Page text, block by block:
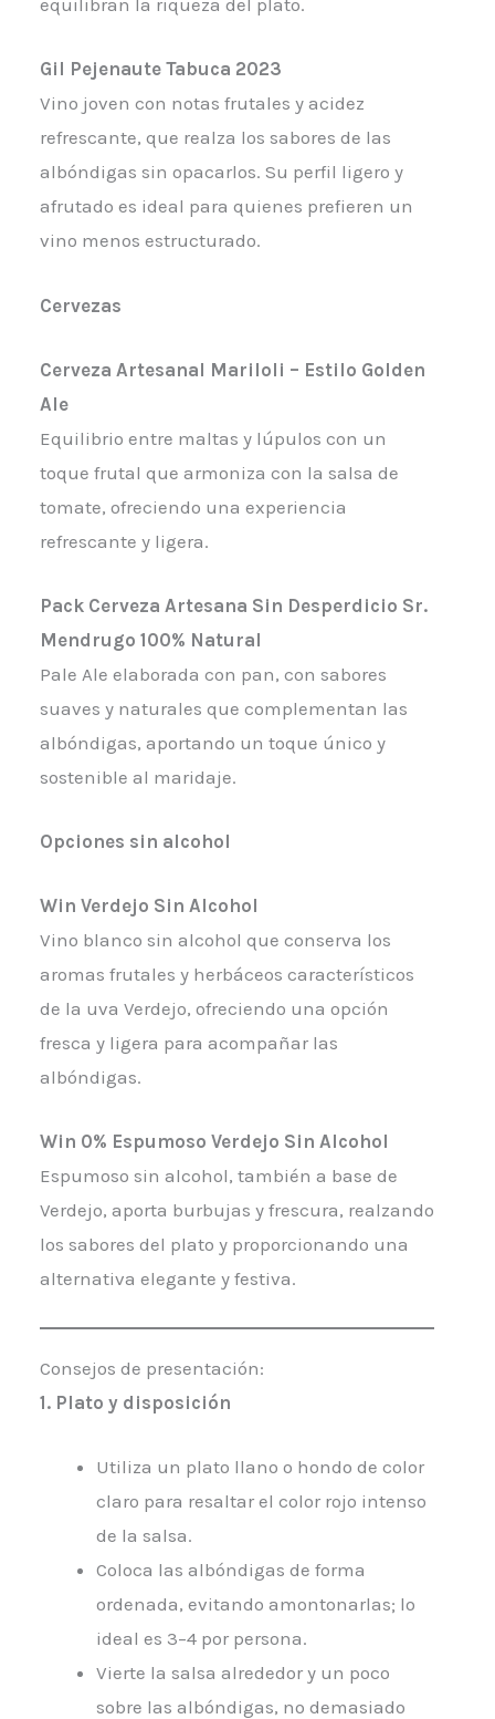
equilibran la riqueza del plato.
Gil Pejenaute Tabuca 2023
Vino joven con notas frutales y acidez
refrescante, que realza los sabores de las
albóndigas sin opacarlos. Su perfil ligero y
afrutado es ideal para quienes prefieren un
vino menos estructurado.
Cervezas
Cerveza Artesanal Mariloli – Estilo Golden
Ale
Equilibrio entre maltas y lúpulos con un
toque frutal que armoniza con la salsa de
tomate, ofreciendo una experiencia
refrescante y ligera.
Pack Cerveza Artesana Sin Desperdicio Sr.
Mendrugo 100% Natural
Pale Ale elaborada con pan, con sabores
suaves y naturales que complementan las
albóndigas, aportando un toque único y
sostenible al maridaje.
Opciones sin alcohol
Win Verdejo Sin Alcohol
Vino blanco sin alcohol que conserva los
aromas frutales y herbáceos característicos
de la uva Verdejo, ofreciendo una opción
fresca y ligera para acompañar las
albóndigas.
Win 0% Espumoso Verdejo Sin Alcohol
Espumoso sin alcohol, también a base de
Verdejo, aporta burbujas y frescura, realzando
los sabores del plato y proporcionando una
alternativa elegante y festiva.
Consejos de presentación:
1. Plato y disposición
Utiliza un plato llano o hondo de color
claro para resaltar el color rojo intenso
de la salsa.
Coloca las albóndigas de forma
ordenada, evitando amontonarlas; lo
ideal es 3–4 por persona.
Vierte la salsa alrededor y un poco
sobre las albóndigas, no demasiado